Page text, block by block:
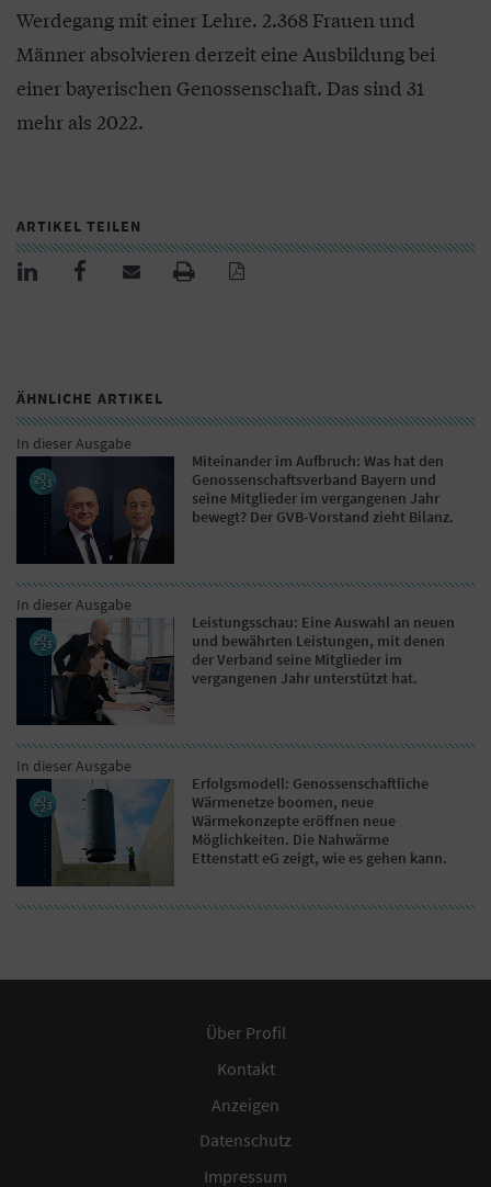
Werdegang mit einer Lehre. 2.368 Frauen und
Männer absolvieren derzeit eine Ausbildung bei
einer bayerischen Genossenschaft. Das sind 31
mehr als 2022.
ARTIKEL TEILEN
ÄHNLICHE ARTIKEL
In dieser Ausgabe
Miteinander im Aufbruch: Was hat den
Genossenschaftsverband Bayern und
seine Mitglieder im vergangenen Jahr
bewegt? Der GVB-Vorstand zieht Bilanz.
In dieser Ausgabe
Leistungsschau: Eine Auswahl an neuen
und bewährten Leistungen, mit denen
der Verband seine Mitglieder im
vergangenen Jahr unterstützt hat.
In dieser Ausgabe
Erfolgsmodell: Genossenschaftliche
Wärmenetze boomen, neue
Wärmekonzepte eröffnen neue
Möglichkeiten. Die Nahwärme
Ettenstatt eG zeigt, wie es gehen kann.
Über Profil
Kontakt
Anzeigen
Datenschutz
Impressum